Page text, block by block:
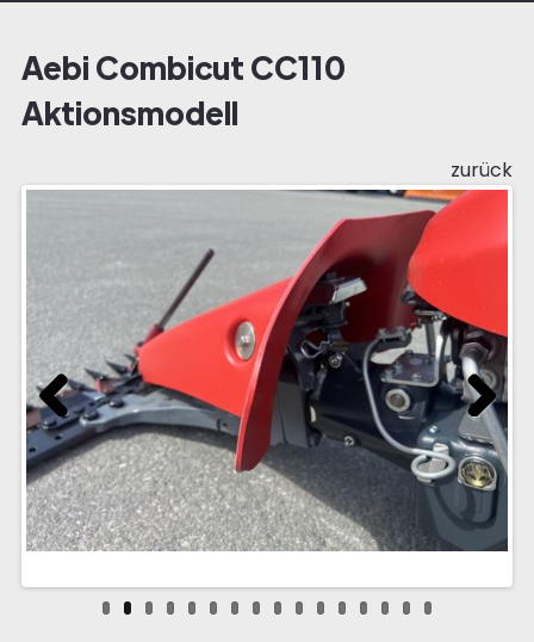
Aebi Combicut CC110
Aktionsmodell
zurück
Previous Next